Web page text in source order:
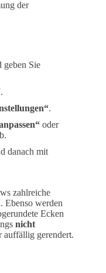
der
geben Sie
.
.
oder
danach mit
zahlreiche
Ebenso werden
Ecken
nicht
auffällig gerendert.